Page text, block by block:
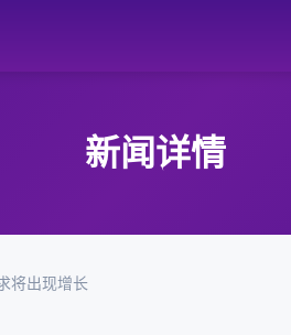
新闻详情
将出现增长